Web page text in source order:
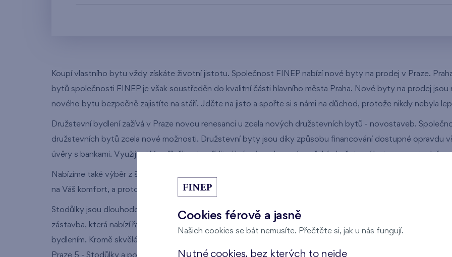
Koupí vlastního bytu vždy získáte životní jistotu. Společnost FINEP nabízí nové byty na prodej v Praze.
bytů společnosti FINEP je však soustředěn do kvalitní části hlavního města Praha. Nové byty na prodej jsou
nového bytu bezpečně zajistíte na stáří. Jděte na jisto a spořte si s námi na důchod, protože nikdy nebyla
Družstevní bydlení zažívá v Praze novou renesanci u zcela nových družstevních bytů - novostaveb.
družstevních bytů zcela nové možnosti. Družstevní byty jsou díky způsobu financování dostupné opravdu
úvěry s bankami. Využijte i Vy příležitost pořídit si krásný zcela nový pražský družstevní byt v novostavbě.
Nabízíme také výběr z široké škály dispozic. Naše byty 1+kk jsou vždy chytře řešeny s důrazem na praktické
na Váš komfort, a proto dopředu plánujeme prostor pro Váš kuchyňský kout či vestavné skříně.
Stodůlky jsou dlouhodobě jednou z nejúspěšnějších lokalit společnosti FINEP. U zcela nového vchodu do
zástavba, která nabízí řadu krásných nových bytů včetně širokého spektra služeb, díky administrativním
bydlením. Kromě skvělé dopravní dostupnosti a služeb nabízí tato lokalita také možnosti vycházek do
Praze 5 - Stodůlky a podívejte se detailněji na naší nabídku nových bytů do osobního vlastnictví, tak nově i
Cookies férově a jasně
Našich cookies se bát nemusíte. Přečtěte si, jak u nás fungují.
Nutné cookies, bez kterých to nejde